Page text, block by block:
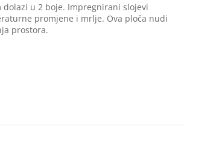
u 2 boje. Impregnirani slojevi
promjene i mrlje. Ova ploča nudi
prostora.